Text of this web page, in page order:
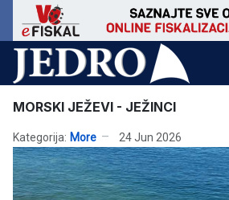
MORSKI JEŽEVI - JEŽINCI
Kategorija: More 24 Jun 2026